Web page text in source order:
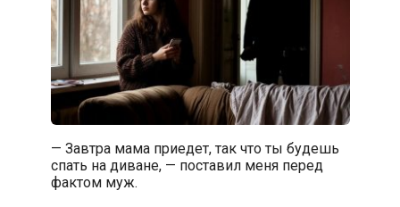
— Завтра мама приедет, так что ты будешь
спать на диване, — поставил меня перед
фактом муж.